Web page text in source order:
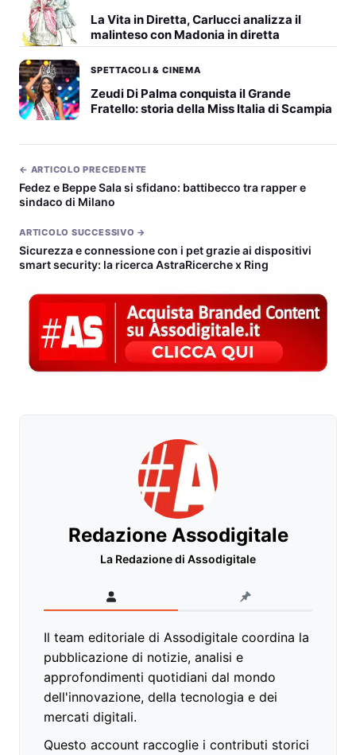
La Vita in Diretta, Carlucci analizza il
malinteso con Madonia in diretta
SPETTACOLI & CINEMA
Zeudi Di Palma conquista il Grande
Fratello: storia della Miss Italia di Scampia
← ARTICOLO PRECEDENTE
Fedez e Beppe Sala si sfidano: battibecco tra rapper e
sindaco di Milano
ARTICOLO SUCCESSIVO →
Sicurezza e connessione con i pet grazie ai dispositivi
smart security: la ricerca AstraRicerche x Ring
Redazione Assodigitale
La Redazione di Assodigitale
Il team editoriale di Assodigitale coordina la
pubblicazione di notizie, analisi e
approfondimenti quotidiani dal mondo
dell'innovazione, della tecnologia e dei
mercati digitali.
Questo account raccoglie i contributi storici